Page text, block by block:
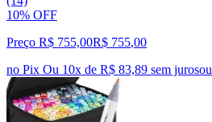
10% OFF
Preço R$ 755,00R$ 755,00
no Pix Ou 10x de R$ 83,89 sem jurosou